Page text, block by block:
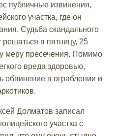
публичные извинения,
участка, где он
Судьба скандального
решаться в пятницу, 25
меру пресечения. Помимо
вреда здоровью,
обвинение в ограблении и
Долматов записал
участка с